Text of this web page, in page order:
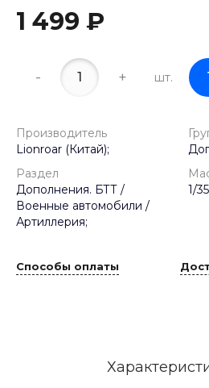
1 499 ₽
- + шт.
Производитель
Lionroar (Китай);
Раздел
Дополнения. БТТ /
Военные автомобили /
Артиллерия;
1/
Способы оплаты